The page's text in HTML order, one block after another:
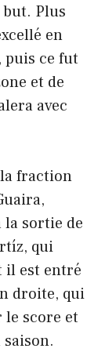
Plus
en
puis ce fut
et de
avec
fraction
la sortie de
qui
il est entré
droite, qui
score et